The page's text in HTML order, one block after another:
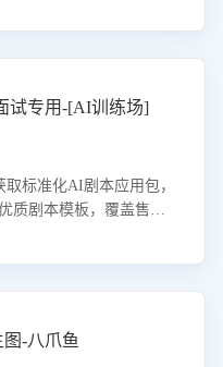
试专用-[AI训练场]
标准化AI剧本应用包，
质剧本模板，覆盖售前
客服训练
-八爪鱼